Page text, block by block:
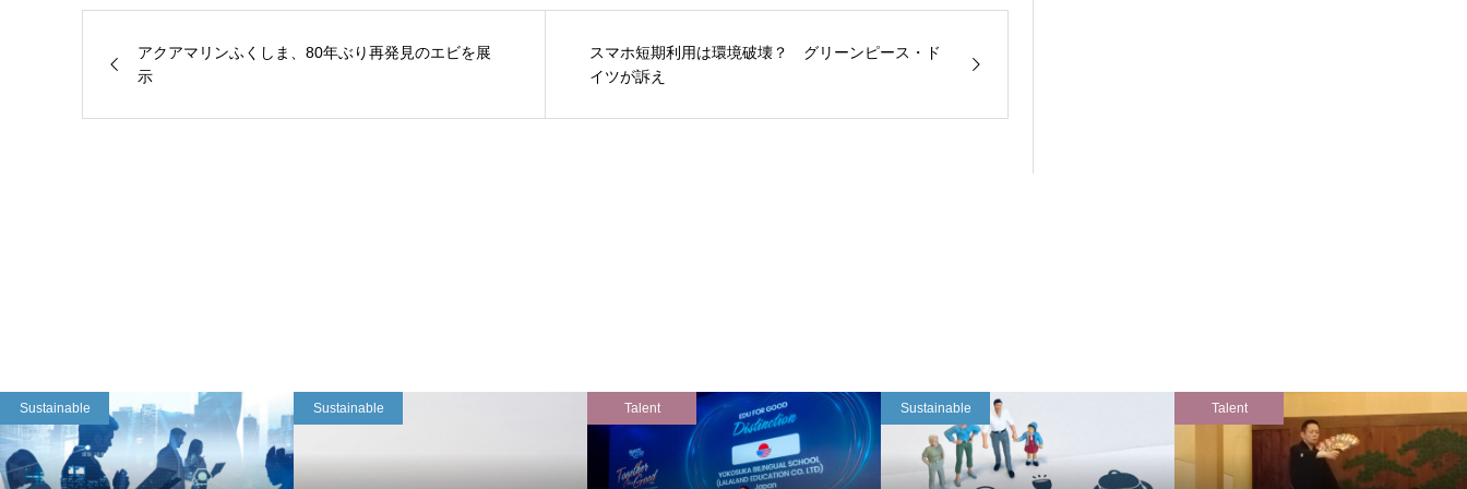
アクアマリンふくしま、80年ぶり再発見のエビを展
示
スマホ短期利用は環境破壊？ グリーンピース・ド
イツが訴え
Sustainable Sustainable Talent Sustainable Talent